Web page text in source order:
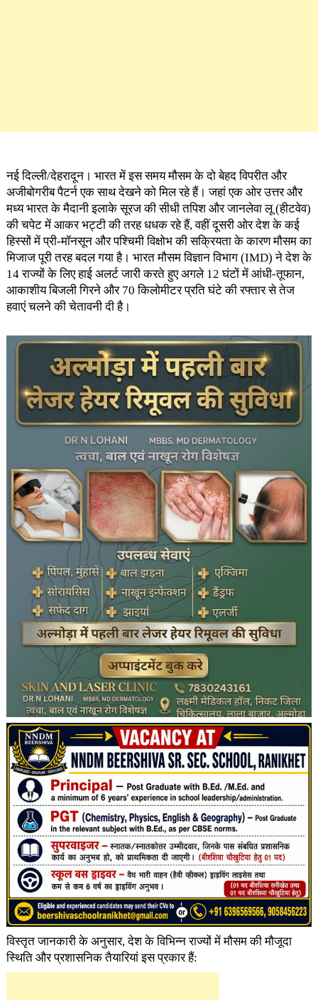
नई दिल्ली/देहरादून। भारत में इस समय मौसम के दो बेहद विपरीत और
अजीबोगरीब पैटर्न एक साथ देखने को मिल रहे हैं। जहां एक ओर उत्तर और
मध्य भारत के मैदानी इलाके सूरज की सीधी तपिश और जानलेवा लू (हीटवेव)
की चपेट में आकर भट्टी की तरह धधक रहे हैं, वहीं दूसरी ओर देश के कई
हिस्सों में प्री-मॉनसून और पश्चिमी विक्षोभ की सक्रियता के कारण मौसम का
मिजाज पूरी तरह बदल गया है। भारत मौसम विज्ञान विभाग (IMD) ने देश के
14 राज्यों के लिए हाई अलर्ट जारी करते हुए अगले 12 घंटों में आंधी-तूफान,
आकाशीय बिजली गिरने और 70 किलोमीटर प्रति घंटे की रफ्तार से तेज
हवाएं चलने की चेतावनी दी है।
विस्तृत जानकारी के अनुसार, देश के विभिन्न राज्यों में मौसम की मौजूदा
स्थिति और प्रशासनिक तैयारियां इस प्रकार हैं: